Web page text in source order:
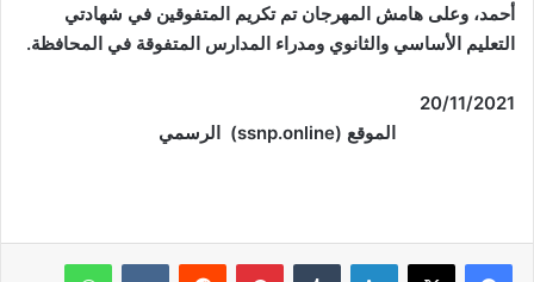
أحمد، وعلى هامش المهرجان تم تكريم المتفوقين في شهادتي
التعليم الأساسي والثانوي ومدراء المدارس المتفوقة في المحافظة.
20/11/2021
الموقع (ssnp.online) الرسمي
فيسبوك لينكدإن بينتيريست